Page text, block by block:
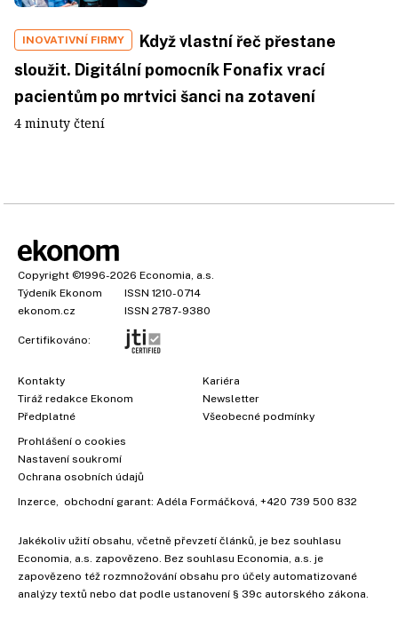
INOVATIVNÍ FIRMY
Když vlastní řeč přestane
sloužit. Digitální pomocník Fonafix vrací
pacientům po mrtvici šanci na zotavení
4 minuty čtení
Copyright ©1996-2026 Economia, a.s.
Týdeník Ekonom
ISSN 1210-0714
ekonom.cz
ISSN 2787-9380
Certifikováno:
Kontakty
Tiráž redakce Ekonom
Předplatné
Kariéra
Newsletter
Všeobecné podmínky
Prohlášení o cookies
Nastavení soukromí
Ochrana osobních údajů
Inzerce , obchodní garant: Adéla Formáčková +420 739 500 832
Jakékoliv užití obsahu, včetně převzetí článků, je bez souhlasu
Economia, a.s. zapovězeno. Bez souhlasu Economia, a.s. je
zapovězeno též rozmnožování obsahu pro účely automatizované
analýzy textů nebo dat podle ustanovení § 39c autorského zákona.